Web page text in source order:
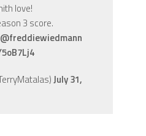
love!
3 score.
@freddiewiedmann
July 31,